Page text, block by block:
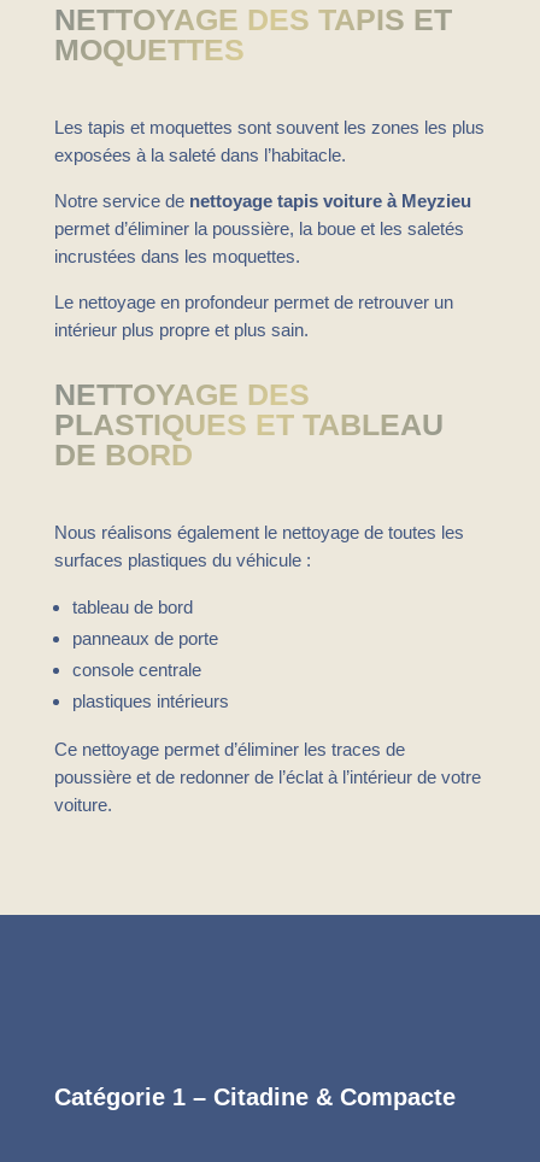
NETTOYAGE DES TAPIS ET
MOQUETTES
Les tapis et moquettes sont souvent les zones les plus
exposées à la saleté dans l’habitacle.
Notre service de nettoyage tapis voiture à Meyzieu
permet d’éliminer la poussière, la boue et les saletés
incrustées dans les moquettes.
Le nettoyage en profondeur permet de retrouver un
intérieur plus propre et plus sain.
NETTOYAGE DES
PLASTIQUES ET TABLEAU
DE BORD
Nous réalisons également le nettoyage de toutes les
surfaces plastiques du véhicule :
tableau de bord
panneaux de porte
console centrale
plastiques intérieurs
Ce nettoyage permet d’éliminer les traces de
poussière et de redonner de l’éclat à l’intérieur de votre
voiture.
Catégorie 1 – Citadine & Compacte